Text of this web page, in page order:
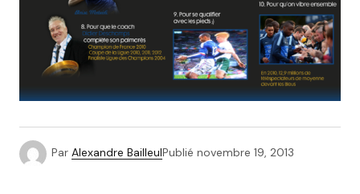
Par Alexandre BailleulPublié novembre 19, 2013